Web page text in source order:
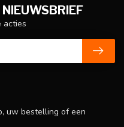
uw bestelling of een
acties